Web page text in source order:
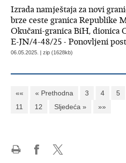
Izrada namještaja za novi
brze ceste granica Republike
Okučani-granica BiH, dionica
E-JN/4-48/25 - Ponovljeni
06.05.2025. | zip (1628kb)
«« « Prethodna 3 4 5
11
12 Sljedeća » »»